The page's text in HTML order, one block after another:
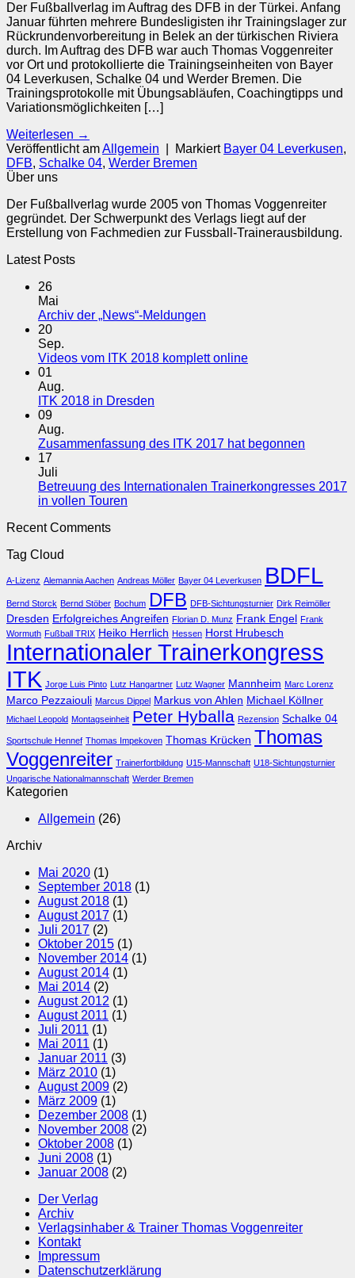
Der Fußballverlag im Auftrag des DFB in der Türkei. Anfang
Januar führten mehrere Bundesligisten ihr Trainingslager zur
Rückrundenvorbereitung in Belek an der türkischen Riviera
durch. Im Auftrag des DFB war auch Thomas Voggenreiter
vor Ort und protokollierte die Trainingseinheiten von Bayer
04 Leverkusen, Schalke 04 und Werder Bremen. Die
Trainingsprotokolle mit Übungsabläufen, Coachingtipps und
Variationsmöglichkeiten […]
Weiterlesen →
Veröffentlicht amAllgemein Markiert Bayer 04 Leverkusen,
DFB, Schalke 04, Werder Bremen
Über uns
Der Fußballverlag wurde 2005 von Thomas Voggenreiter
gegründet. Der Schwerpunkt des Verlags liegt auf der
Erstellung von Fachmedien zur Fussball-Trainerausbildung.
Latest Posts
26
Mai
Archiv der „News“-Meldungen
Archiv
20
Sep.
Videos vom ITK 2018 komplett onlineKeine
2018
01
Aug.
ITK 2018 in Dresden
ITK
Dresden
09
Aug.
Zusammenfassung des ITK 2017 hat begonnen
17
Juli
Betreuung des Internationalen Trainerkongresses 2017
in vollen Touren
Trainerkongresses
2017
vollen
Touren
Recent Comments
Tag Cloud
A-Lizenz Alemannia Aachen Andreas Möller Bayer 04 Leverkusen BDFL
Bernd Storck Bernd Stöber Bochum DFB DFB-Sichtungsturnier Dirk Reimöller
Dresden Erfolgreiches Angreifen Florian D. Munz Frank Engel Frank
Wormuth Fußball TRIX Heiko Herrlich Hessen Horst Hrubesch
Internationaler Trainerkongress
ITK Jorge Luis Pinto Lutz Hangartner Lutz Wagner Mannheim Marc Lorenz
Marco Pezzaiouli Marcus Dippel Markus von Ahlen Michael Köllner
Michael Leopold Montagseinheit Peter Hyballa Rezension Schalke 04
Sportschule Hennef Thomas Impekoven Thomas Krücken Thomas
Voggenreiter Trainerfortbildung U15-Mannschaft U18-Sichtungsturnier
Ungarische Nationalmannschaft Werder Bremen
Kategorien
Allgemein (26)
Archiv
Mai 2020 (1)
September 2018 (1)
August 2018 (1)
August 2017 (1)
Juli 2017 (2)
Oktober 2015 (1)
November 2014 (1)
August 2014 (1)
Mai 2014 (2)
August 2012 (1)
August 2011 (1)
Juli 2011 (1)
Mai 2011 (1)
Januar 2011 (3)
März 2010 (1)
August 2009 (2)
März 2009 (1)
Dezember 2008 (1)
November 2008 (2)
Oktober 2008 (1)
Juni 2008 (1)
Januar 2008 (2)
Der Verlag
Archiv
Verlagsinhaber & Trainer Thomas Voggenreiter
Kontakt
Impressum
Datenschutzerklärung